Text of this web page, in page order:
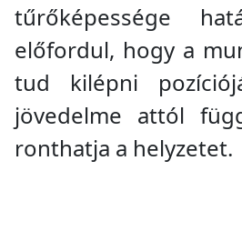
tűrőképessége
előfordul, hogy a
tud kilépni
jövedelme attól
ronthatja a helyzetet.